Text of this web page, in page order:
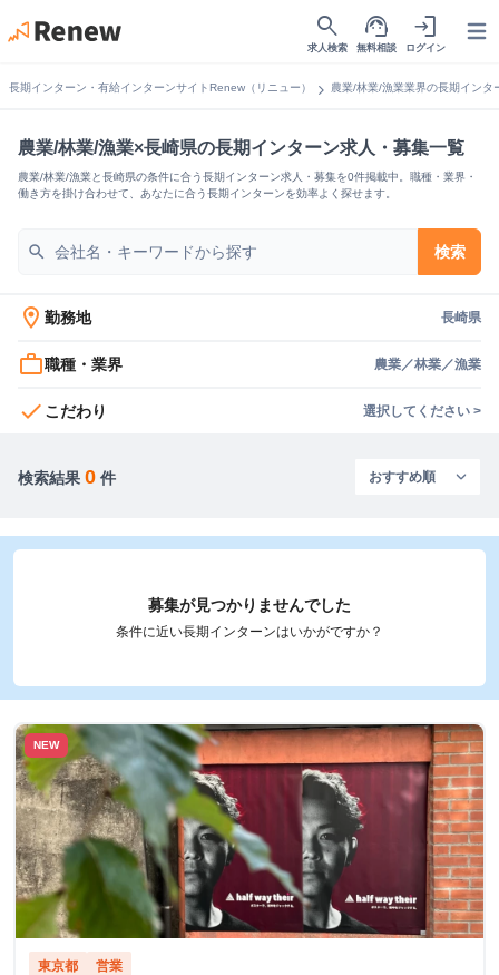
search
求人検索
support_agent
無料相談
login
ログイン
長期インターン・有給インターンサイトRenew（リニュー） chevron_right 農業/林業/漁業業界の長期インタ
農業/林業/漁業×長崎県の長期インターン求人・募集一覧
農業/林業/漁業と長崎県の条件に合う長期インターン求人・募集を0件掲載中。職種・業界・
働き方を掛け合わせて、あなたに合う長期インターンを効率よく探せます。
search 検索
location_on 勤務地 長崎県
work_outline職種・業界 農業／林業／漁業
check こだわり 選択してください >
検索結果 0 件
募集が見つかりませんでした
条件に近い長期インターンはいかがですか？
NEW
東京都 営業